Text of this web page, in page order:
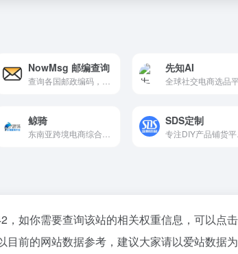
NowMsg 邮编查询 先知AI
鲸骑 SDS定制
，如你需要查询该站的相关权重信息，可以点
目前的网站数据参考，建议大家请以爱站数据